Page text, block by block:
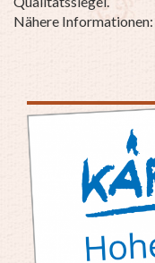
Nähere Informationen: